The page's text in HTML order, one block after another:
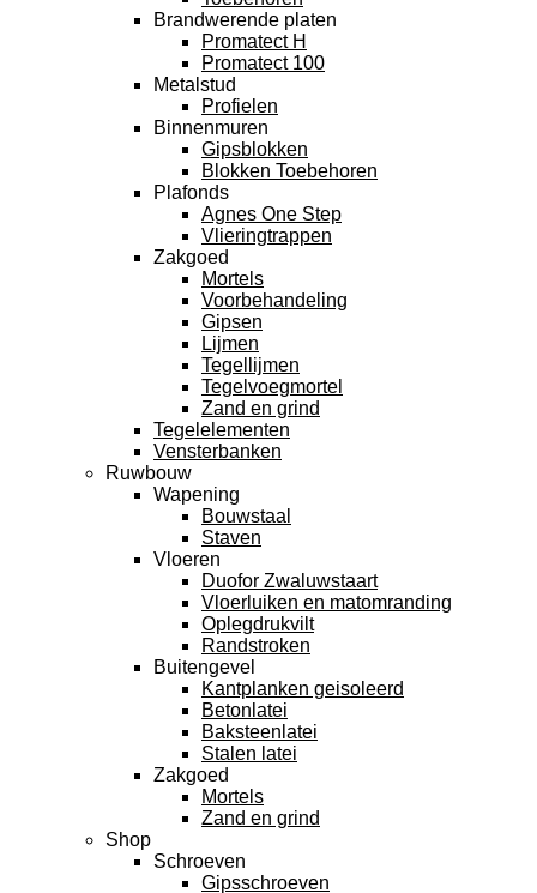
Brandwerende platen
Promatect H
Promatect 100
Metalstud
Profielen
Binnenmuren
Gipsblokken
Blokken Toebehoren
Plafonds
Agnes One Step
Vlieringtrappen
Zakgoed
Mortels
Voorbehandeling
Gipsen
Lijmen
Tegellijmen
Tegelvoegmortel
Zand en grind
Tegelelementen
Vensterbanken
Ruwbouw
Wapening
Bouwstaal
Staven
Vloeren
Duofor Zwaluwstaart
Vloerluiken en matomranding
Oplegdrukvilt
Randstroken
Buitengevel
Kantplanken geisoleerd
Betonlatei
Baksteenlatei
Stalen latei
Zakgoed
Mortels
Zand en grind
Shop
Schroeven
Gipsschroeven